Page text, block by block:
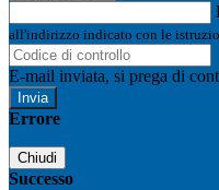
all'indirizzo indicato con le
E-mail inviata, si prega di
Errore
Chiudi
Successo